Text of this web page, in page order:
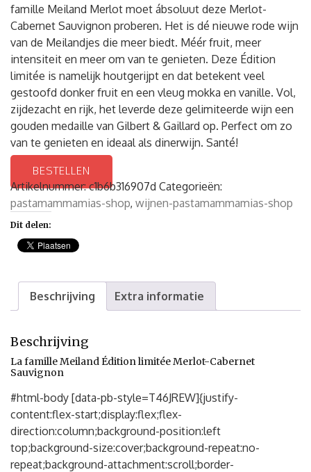
famille Meiland Merlot moet ábsoluut deze Merlot-
Cabernet Sauvignon proberen. Het is dé nieuwe rode wijn
van de Meilandjes die meer biedt. Méér fruit, meer
intensiteit en meer om van te genieten. Deze Édition
limitée is namelijk houtgerijpt en dat betekent veel
gestoofd donker fruit en een vleug mokka en vanille. Vol,
zijdezacht en rijk, het leverde deze gelimiteerde wijn een
gouden medaille van Gilbert & Gaillard op. Perfect om zo
van te genieten en ideaal als dinerwijn. Santé!
BESTELLEN
Artikelnummer:c1b6b316907d Categorieën:
pastamammamias-shop, wijnen-pastamammamias-shop
Dit delen:
Beschrijving Extra informatie
Beschrijving
La famille Meiland Édition limitée Merlot-Cabernet
Sauvignon
#html-body [data-pb-style=T46JREW]{justify-
content:flex-start;display:flex;flex-
direction:column;background-position:left
top;background-size:cover;background-repeat:no-
repeat;background-attachment:scroll;border-